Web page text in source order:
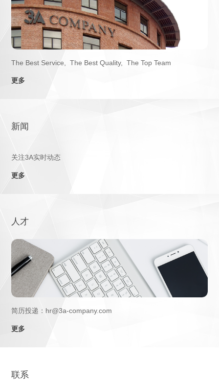
The Best Service, The Best Quality, The Top Team
更多
新闻
关注3A实时动态
更多
人才
简历投递：hr@3a-company.com
更多
联系